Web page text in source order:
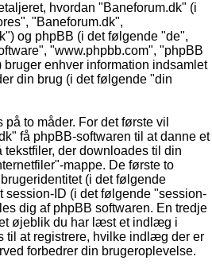
hvordan "Baneforum.dk" (i
"Baneforum.dk",
og phpBB (i det følgende "de",
"www.phpbb.com", "phpBB
bruger enhver information indsamlet
din brug (i det følgende "din
to måder. For det første vil
få phpBB-softwaren til at danne et
tekstfiler, der downloades til din
mappe. De første to
(i det følgende
session-ID (i det følgende "session-
dig af phpBB softwaren. En tredje
øjeblik du har læst et indlæg i
til at registrere, hvilke indlæg der er
forbedrer din brugeroplevelse.